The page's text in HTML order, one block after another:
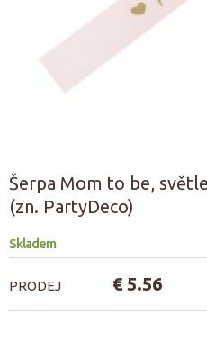
Šerpa Mom to be,
(zn. PartyDeco)
Skladem
PRODEJ € 5.56